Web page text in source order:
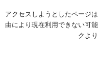
アクセスしようとしたページ
由により現在利用できない可
クよ